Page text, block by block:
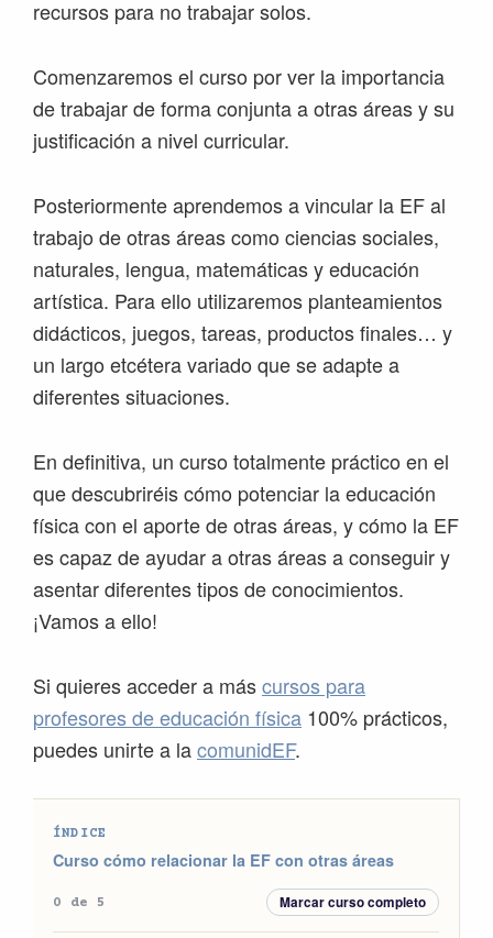
recursos para no trabajar solos.
Comenzaremos el curso por ver la importancia
de trabajar de forma conjunta a otras áreas y su
justificación a nivel curricular.
Posteriormente aprendemos a vincular la EF al
trabajo de otras áreas como ciencias sociales,
naturales, lengua, matemáticas y educación
artística. Para ello utilizaremos planteamientos
didácticos, juegos, tareas, productos finales… y
un largo etcétera variado que se adapte a
diferentes situaciones.
En definitiva, un curso totalmente práctico en el
que descubriréis cómo potenciar la educación
física con el aporte de otras áreas, y cómo la EF
es capaz de ayudar a otras áreas a conseguir y
asentar diferentes tipos de conocimientos.
¡Vamos a ello!
Si quieres acceder a máscursos para
profesores de educación física 100% prácticos,
puedes unirte a lacomunidEF.
ÍNDICE
Curso cómo relacionar la EF con otras áreas
0 de 5 Marcar curso completo